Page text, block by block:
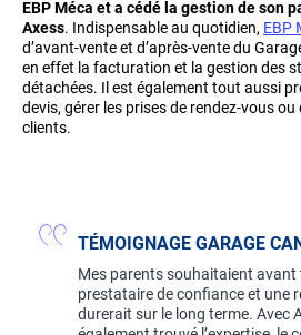
EBP Méca et a cédé la gestion de son
Axess. Indispensable au quotidien, EBP
d’avant-vente et d’après-vente du
en effet la facturation et la gestion des
détachées. Il est également tout aussi
devis, gérer les prises de rendez-vous
clients.
TÉMOIGNAGE GARAGE
Mes parents souhaitaient avant
prestataire de confiance et une
durerait sur le long terme. Avec